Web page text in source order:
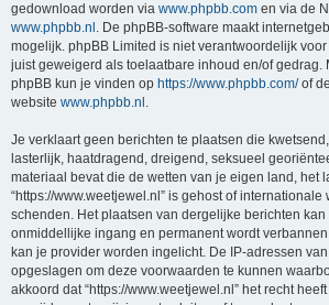
gedownload worden via www.phpbb.com en via de
www.phpbb.nl . De phpBB-software maakt
mogelijk. phpBB Limited is niet verantwoordelijk
juist geweigerd als toelaatbare inhoud en/of gedrag.
phpBB kun je vinden op https://www.phpbb.com/of
website www.phpbb.nl .
Je verklaart geen berichten te plaatsen die
lasterlijk, haatdragend, dreigend, seksueel
materiaal bevat die de wetten van je eigen land, het
“https://www.weetjewel.nl” is gehost of
schenden. Het plaatsen van dergelijke berichten
onmiddellijke ingang en permanent wordt
kan je provider worden ingelicht. De IP-adressen
opgeslagen om deze voorwaarden te kunnen
akkoord dat “https://www.weetjewel.nl” het recht